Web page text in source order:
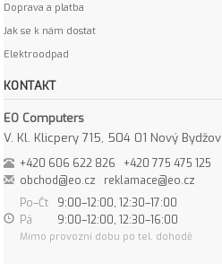
Doprava a platba
Jak se k nám dostat
Elektroodpad
KONTAKT
EO Computers
V. Kl. Klicpery 715, 504 01 Nový Bydžov
+420 606 622 826
+420 775 475 125
obchod@eo.cz
reklamace@eo.cz
Po–Čt
9:00–12:00, 12:30–17:00
Pá
9:00–12:00, 12:30–16:00
Mimo provozní dobu po tel. dohodě